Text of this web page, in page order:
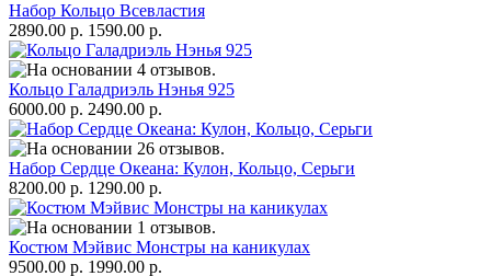
Набор Кольцо Всевластия
2890.00 р. 1590.00 р.
Кольцо Галадриэль Нэнья 925
6000.00 р. 2490.00 р.
Набор Сердце Океана: Кулон, Кольцо, Серьги
8200.00 р. 1290.00 р.
Костюм Мэйвис Монстры на каникулах
9500.00 р. 1990.00 р.